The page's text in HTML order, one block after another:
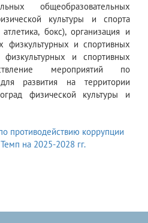
общеобразовательных
культуры и спорта
бокс), организация и
физкультурных и спортивных
и спортивных
мероприятий по
развития на территории
физической культуры и
противодействию коррупции
на 2025-2028 гг.